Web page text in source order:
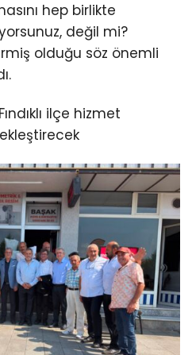
hep birlikte
değil mi?
olduğu söz önemli
ilçe hizmet